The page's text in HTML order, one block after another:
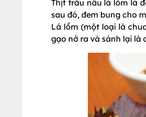
Thịt trâu nấu lá lồm là
sau đó, đem bung cho
Lá lồm (một loại lá
gạo nở ra và sánh lại là